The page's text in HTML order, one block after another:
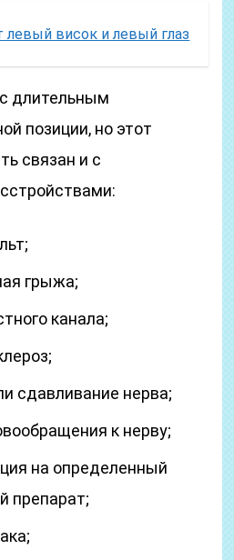
левый висок и левый глаз
длительным
позиции, но этот
связан и с
грыжа;
канала;
сдавливание нерва;
к нерву;
на определенный
препарат;